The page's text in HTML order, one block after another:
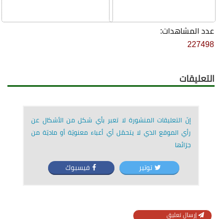
عدد المشاهدات:
227498
التعليقات
إنّ التعليقات المنشورة لا تعبر بأي شكل من الأشكال عن
رأي الموقع الذي لا يتحمّل أي أعباء معنويّة أو ماديّة من
جرّائها
توتير فيسبوك
إرسال تعليق